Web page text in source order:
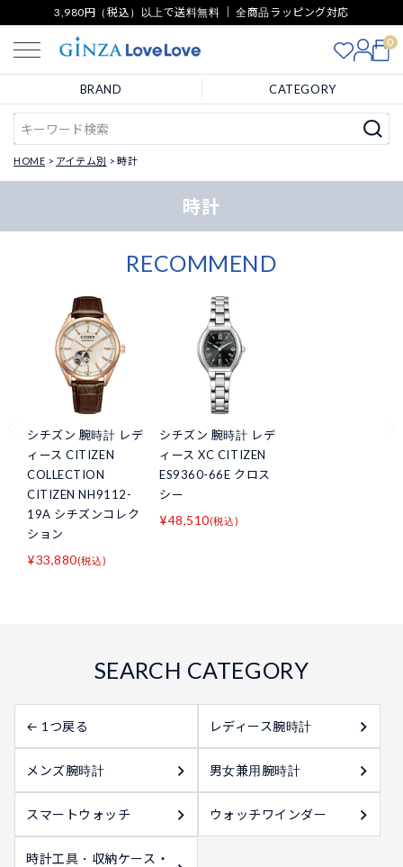
3,980円（税込）以上で送料無料 ｜ 全商品ラッピング対応
0
BRAND CATEGORY
HOME アイテム別 時計
時計
RECOMMEND
シチズン 腕時計 レデ
ィース CITIZEN
COLLECTION
CITIZEN NH9112-
19A シチズンコレク
ション
¥33,880(税込)
シチズン 腕時計 レデ
ィース XC CITIZEN
ES9360-66E クロス
シー
¥48,510(税込)
← 1つ戻る レディース腕時計
メンズ腕時計 男女兼用腕時計
スマートウォッチ ウォッチワインダー
時計工具・収納ケース・